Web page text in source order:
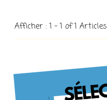
Afficher : 1 - 1 of 1 Articles